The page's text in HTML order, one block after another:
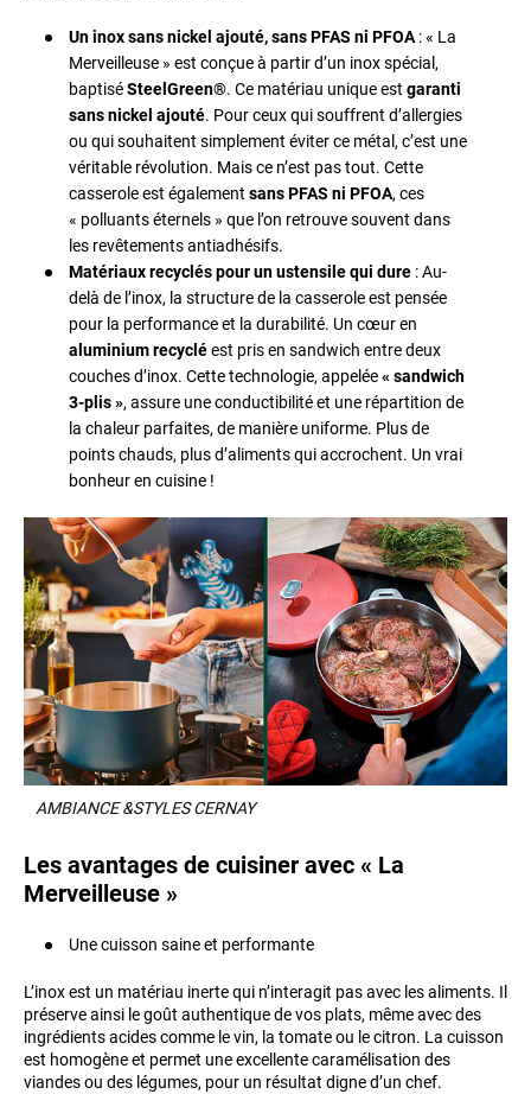
Un inox sans nickel ajouté, sans PFAS ni PFOA: « La
Merveilleuse » est conçue à partir d’un inox spécial,
baptiséSteelGreen®. Ce matériau unique est garanti
sans nickel ajouté. Pour ceux qui souffrent d’allergies
ou qui souhaitent simplement éviter ce métal, c’est une
véritable révolution. Mais ce n’est pas tout. Cette
casserole est également sans PFAS ni PFOA, ces
« polluants éternels » que l’on retrouve souvent dans
les revêtements antiadhésifs.
Matériaux recyclés pour un ustensile qui dure : Au-
delà de l’inox, la structure de la casserole est pensée
pour la performance et la durabilité. Un cœur en
aluminium recycléest pris en sandwich entre deux
couches d’inox. Cette technologie, appelée« sandwich
3-plis », assure une conductibilité et une répartition de
la chaleur parfaites, de manière uniforme. Plus de
points chauds, plus d’aliments qui accrochent. Un vrai
bonheur en cuisine !
AMBIANCE &STYLES CERNAY
Les avantages de cuisiner avec « La
Merveilleuse »
Une cuisson saine et performante
L’inox est un matériau inerte qui n’interagit pas avec les aliments. Il
préserve ainsi le goût authentique de vos plats, même avec des
ingrédients acides comme le vin, la tomate ou le citron. La cuisson
est homogène et permet une excellente caramélisation des
viandes ou des légumes, pour un résultat digne d’un chef.